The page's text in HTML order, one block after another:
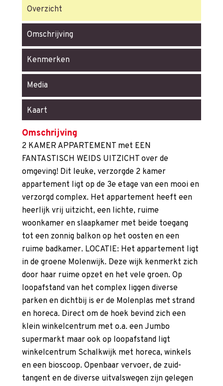
Overzicht
Omschrijving
Kenmerken
Media
Kaart
Omschrijving
2 KAMER APPARTEMENT met EEN
FANTASTISCH WEIDS UITZICHT over de
omgeving! Dit leuke, verzorgde 2 kamer
appartement ligt op de 3e etage van een mooi en
verzorgd complex. Het appartement heeft een
heerlijk vrij uitzicht, een lichte, ruime
woonkamer en slaapkamer met beide toegang
tot een zonnig balkon op het oosten en een
ruime badkamer. LOCATIE: Het appartement ligt
in de groene Molenwijk. Deze wijk kenmerkt zich
door haar ruime opzet en het vele groen. Op
loopafstand van het complex liggen diverse
parken en dichtbij is er de Molenplas met strand
en horeca. Direct om de hoek bevind zich een
klein winkelcentrum met o.a. een Jumbo
supermarkt maar ook op loopafstand ligt
winkelcentrum Schalkwijk met horeca, winkels
en een bioscoop. Openbaar vervoer, de zuid-
tangent en de diverse uitvalswegen zijn gelegen